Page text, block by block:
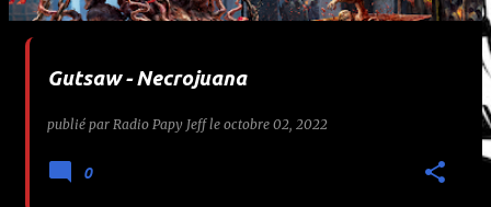
c
Gutsaw - Necrojuana
publié par Radio Papy Jeff le octobre 02, 2022
0